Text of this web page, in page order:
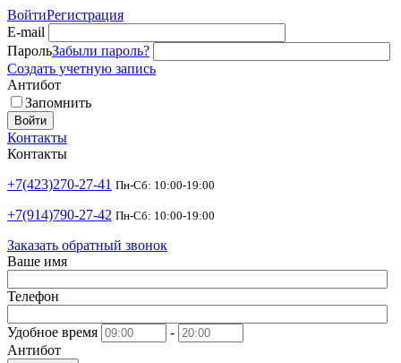
ВойтиРегистрация
E-mail
ПарольЗабыли пароль?
Создать учетную запись
Антибот
Запомнить
Войти
Контакты
Контакты
+7(423)270-27-41 Пн-Сб: 10:00-19:00
+7(914)790-27-42 Пн-Сб: 10:00-19:00
Заказать обратный звонок
Ваше имя
Телефон
Удобное время
-
Антибот